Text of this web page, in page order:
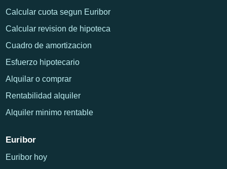
Calcular cuota segun Euribor
Calcular revision de hipoteca
Cuadro de amortizacion
Esfuerzo hipotecario
Alquilar o comprar
Rentabilidad alquiler
Alquiler minimo rentable
Euribor
Euribor hoy